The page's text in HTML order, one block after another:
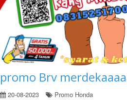
promo Brv
20-08-2023
Promo Honda